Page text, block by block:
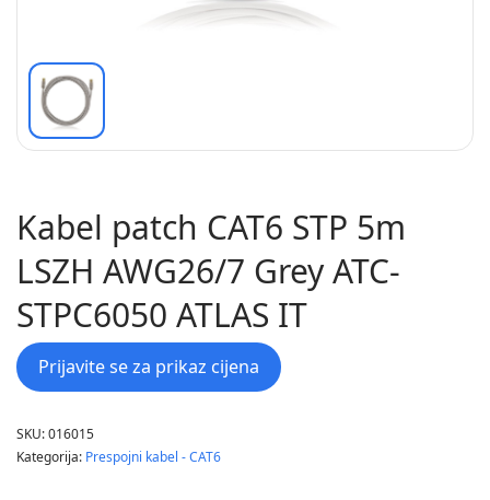
Kabel patch CAT6 STP 5m
LSZH AWG26/7 Grey ATC-
STPC6050 ATLAS IT
Prijavite se za prikaz cijena
SKU:016015
Kategorija: Prespojni kabel - CAT6